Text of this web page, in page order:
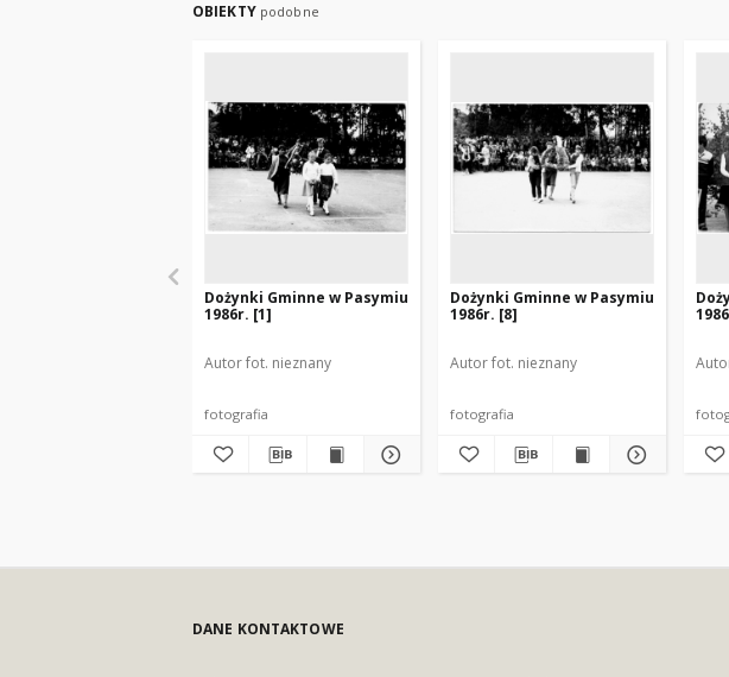
OBIEKTY podobne
Dożynki Gminne w Pasymiu
1986r. [1]
Autor fot. nieznany
fotografia
Dożynki Gminne w Pasymiu
1986r. [8]
Autor fot. nieznany
fotografia
DANE KONTAKTOWE